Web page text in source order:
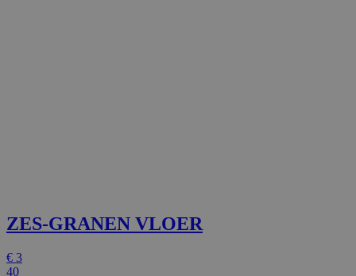
ZES-GRANEN VLOER
€ 3
40